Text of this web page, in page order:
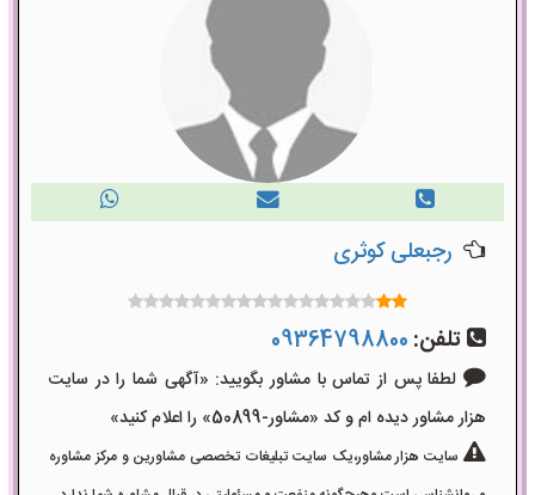
رجبعلی کوثری
تلفن: 09364798800
لطفا پس از تماس با مشاور بگویید: «آگهی شما را در سایت
هزار مشاور دیده ام و کد «مشاور-50899» را اعلام کنید»
سایت هزار مشاور،یک سایت تبلیغات تخصصی مشاورین و مرکز مشاوره